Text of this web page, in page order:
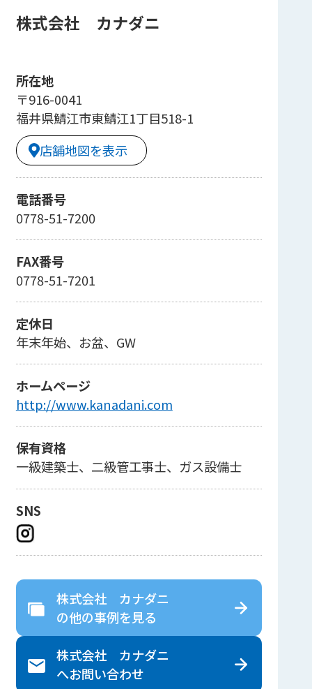
株式会社 カナダニ
所在地
〒916-0041
福井県鯖江市東鯖江1丁目518-1
店舗地図を表示
電話番号
0778-51-7200
FAX番号
0778-51-7201
定休日
年末年始、お盆、GW
ホームページ
http://www.kanadani.com
保有資格
一級建築士、二級管工事士、ガス設備士
SNS
株式会社 カナダニ
の他の事例を見る
株式会社 カナダニ
へお問い合わせ